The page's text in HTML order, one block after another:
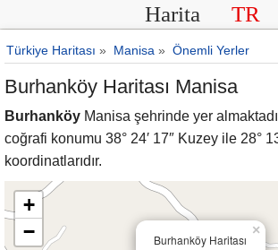
Harita TR
Türkiye Haritası » Manisa » Önemli Yerler
Burhanköy Haritası Manisa
Burhanköy Manisa şehrinde yer
coğrafi konumu 38° 24′ 17″ Kuzey ile 28°
koordinatlarıdır.
Burhanköy Haritası
×
+
−